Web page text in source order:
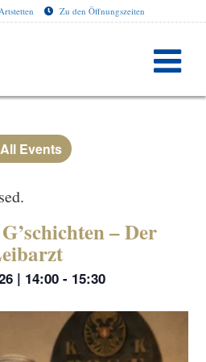
Zu den Öffnungszeiten
Events
– Der
| 14:00- 15:30